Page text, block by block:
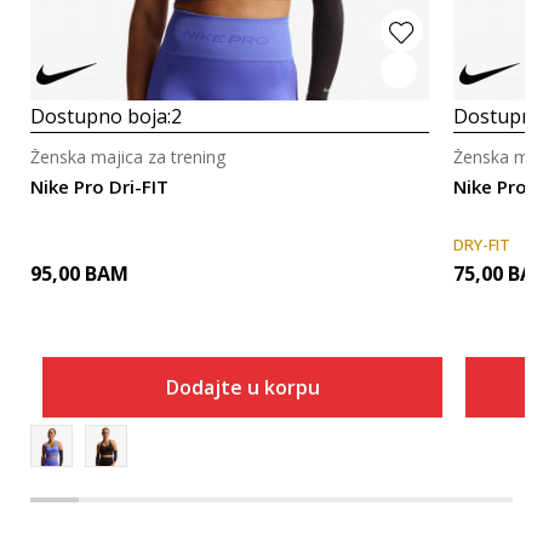
Dostupno boja:2
Nike Pro Dri-FIT
Ženska majica za trening
95,00 BAM
Dodajte u korpu
Nike Pro
Ženska
DRY-FIT
75,00